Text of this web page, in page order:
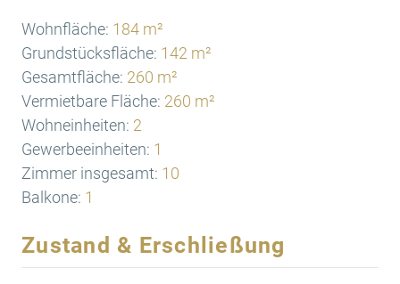
Wohnfläche: 184 m²
Grundstücksfläche: 142 m²
Gesamtfläche: 260 m²
Vermietbare Fläche: 260 m²
Wohneinheiten: 2
Gewerbeeinheiten: 1
Zimmer insgesamt: 10
Balkone: 1
Zustand & Erschließung